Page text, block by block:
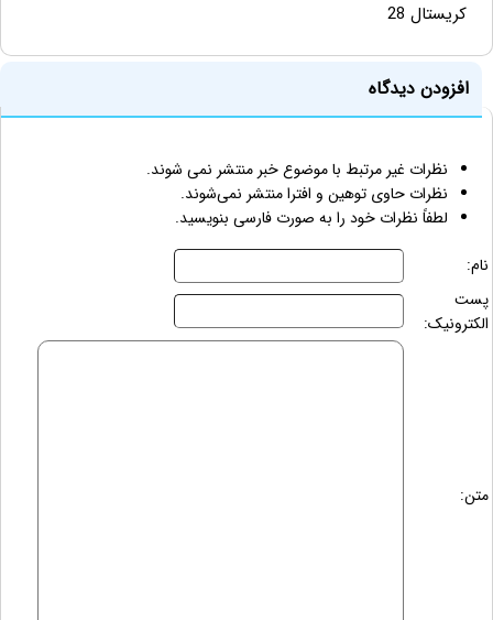
کریستال 28
افزودن دیدگاه
نظرات غیر مرتبط با موضوع خبر منتشر نمی شوند.
نظرات حاوی توهین و افترا منتشر نمی‌شوند.
لطفاً نظرات خود را به صورت فارسی بنویسید.
نام:
پست
الکترونیک:
متن: